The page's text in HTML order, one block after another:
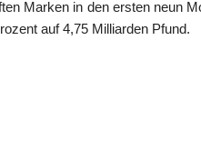
Marken in den ersten neun
auf 4,75 Milliarden Pfund.